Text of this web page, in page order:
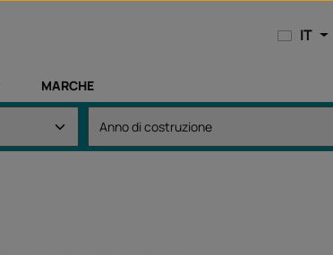
IT
MARCHE